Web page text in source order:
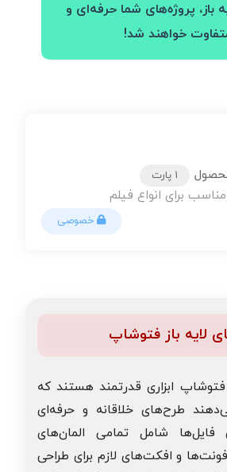
باز، پروژه‌های شما حرفه‌ای و
خواهند شد!
1 پارت
برای انواع فیلم
خصوصی
لایه باز فتوشاپ
فتوشاپ ابزاری قدرتمند هستند که
طرح‌های خلاقانه و حرفه‌ای
فایل‌ها شامل تمامی المان‌های
و افکت‌های لازم برای طراحی